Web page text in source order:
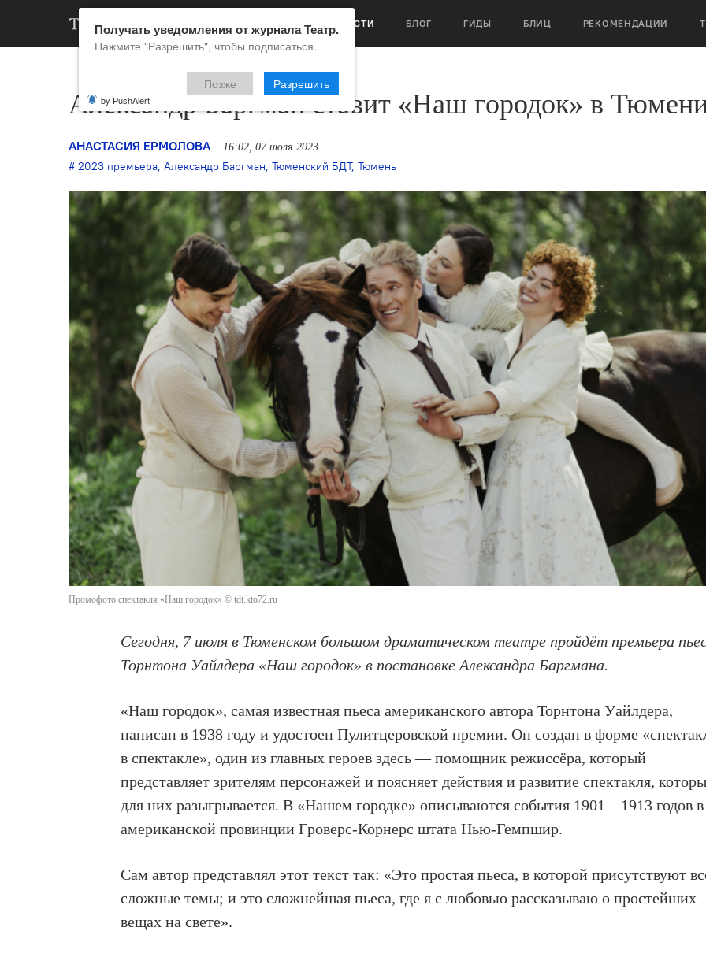
НОВОСТИ БЛОГ ГИДЫ БЛИЦ РЕКОМЕНДАЦИИ
Александр Баргман ставит «Наш городок» в
АНАСТАСИЯ ЕРМОЛОВА 16:02, 07 июля 2023
2023 премьера, Александр Баргман, Тюменский БДТ, Тюмень
Промофото спектакля «Наш городок» © tdt.kto72.ru
Сегодня, 7 июля в Тюменском большом драматическом театре пройдёт премьера
Торнтона Уайлдера «Наш городок» в постановке Александра Баргмана.
«Наш городок», самая известная пьеса американского автора Торнтона Уайлдера,
написан в 1938 году и удостоен Пулитцеровской премии. Он создан в форме
в спектакле», один из главных героев здесь — помощник режиссёра, который
представляет зрителям персонажей и поясняет действия и развитие спектакля,
для них разыгрывается. В «Нашем городке» описываются события 1901—1913 годов в
американской провинции Гроверс-Корнерс штата Нью-Гемпшир.
Сам автор представлял этот текст так: «Это простая пьеса, в которой присутствуют
сложные темы; и это сложнейшая пьеса, где я с любовью рассказываю о простейших
вещах на свете».
Получать уведомления от журнала Театр.
Нажмите "Разрешить", чтобы подписаться.
Позже Разрешить
by PushAlert